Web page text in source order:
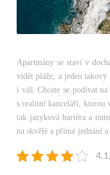
Apartmány se staví v
vidět pláže, a jeden
i váš. Chcete se podívat
s realitní kanceláří, kterou
tak jazyková bariéra a
na skvělé a přímé jednání